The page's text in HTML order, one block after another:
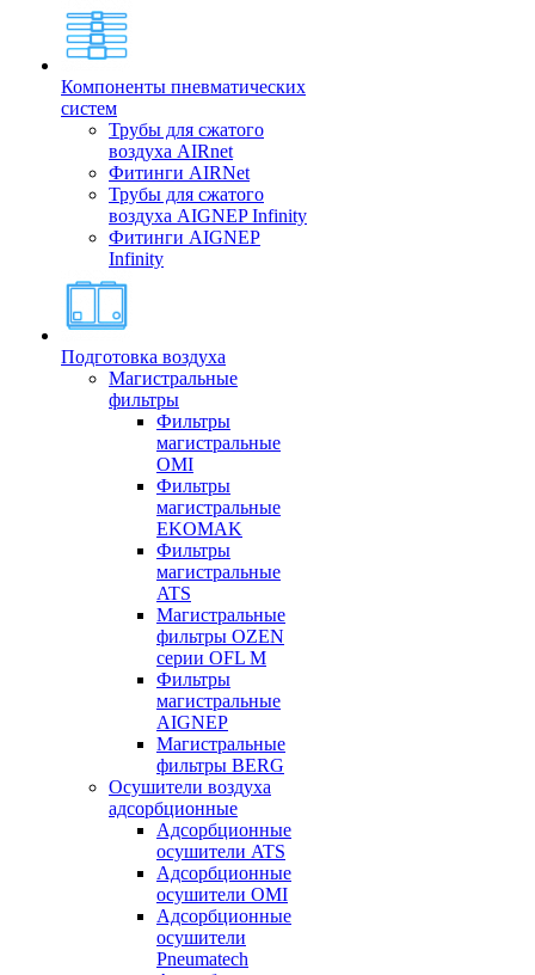
Компоненты пневматических
систем
Трубы для сжатого
воздуха AIRnet
Фитинги AIRNet
Трубы для сжатого
воздуха AIGNEP Infinity
Фитинги AIGNEP
Infinity
Подготовка воздуха
Магистральные
фильтры
Фильтры
магистральные
OMI
Фильтры
магистральные
EKOMAK
Фильтры
магистральные
ATS
Магистральные
фильтры OZEN
серии OFL M
Фильтры
магистральные
AIGNEP
Магистральные
фильтры BERG
Осушители воздуха
адсорбционные
Адсорбционные
осушители ATS
Адсорбционные
осушители OMI
Адсорбционные
осушители
Pneumatech